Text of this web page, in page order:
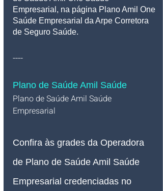
Empresarial, na página Plano Amil One
Saúde Empresarial da Arpe Corretora
de Seguro Saúde.
----
Plano de Saúde Amil Saúde
Plano de Saúde Amil Saúde
Empresarial
Confira às grades da Operadora
de Plano de Saúde Amil Saúde
Empresarial credenciadas no